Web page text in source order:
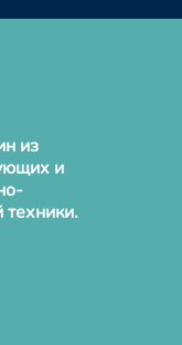
из
и
техники.